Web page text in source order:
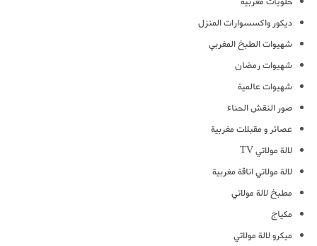
ديكور واكسسوارات المنزل
شهيوات الطبخ المغربي
شهيوات رمضان
شهيوات عالمية
صور النقش الحناء
عصائر و مقبلات مغربية
لالة مولاتي TV
لالة مولاتي اناقة مغربية
مطبخ لالة مولاتي
مكياج
ميكرو لالة مولاتي